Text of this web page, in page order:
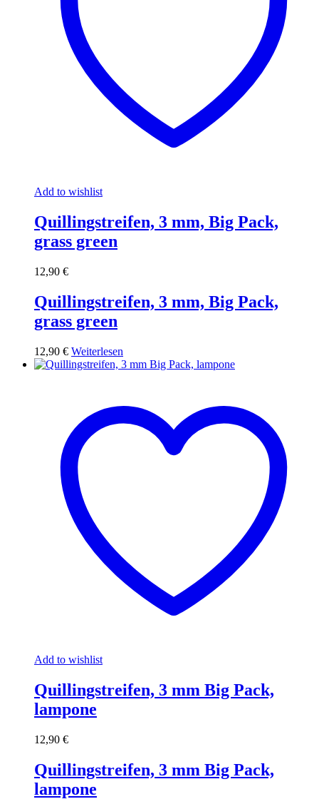
Add to wishlist
Quillingstreifen, 3 mm, Big Pack,
grass green
12,90 €
Quillingstreifen, 3 mm, Big Pack,
grass green
12,90 € Weiterlesen
Add to wishlist
Quillingstreifen, 3 mm Big Pack,
lampone
12,90 €
Quillingstreifen, 3 mm Big Pack,
lampone